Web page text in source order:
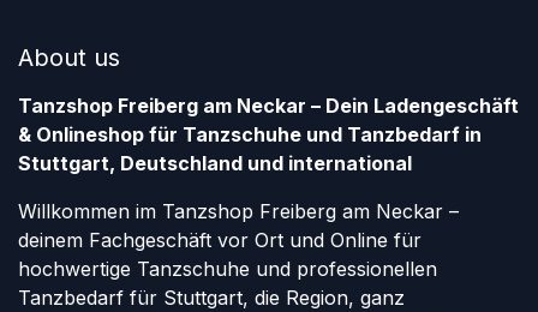
About us
Tanzshop Freiberg am Neckar – Dein Ladengeschäft
& Onlineshop für Tanzschuhe und Tanzbedarf in
Stuttgart, Deutschland und international
Willkommen im Tanzshop Freiberg am Neckar –
deinem Fachgeschäft vor Ort und Online für
hochwertige Tanzschuhe und professionellen
Tanzbedarf für Stuttgart, die Region, ganz